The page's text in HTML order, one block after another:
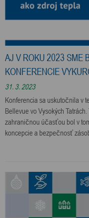
AJ V ROKU 2023 SME
KONFERENCIE
31. 3. 2023
Konferencia sa uskutočnila v
Bellevue vo Vysokých
zahraničnou účasťou bol v
koncepcie a bezpečnosť